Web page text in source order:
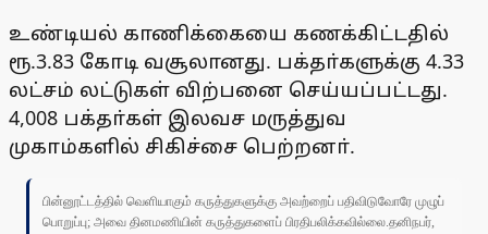
உண்டியல் காணிக்கையை கணக்கிட்டதில்
ரூ.3.83 கோடி வசூலானது. பக்தா்களுக்கு 4.33
லட்சம் லட்டுகள் விற்பனை செய்யப்பட்டது.
4,008 பக்தா்கள் இலவச மருத்துவ
முகாம்களில் சிகிச்சை பெற்றனா்.
பின்னூட்டத்தில் வெளியாகும் கருத்துகளுக்கு அவற்றைப் பதிவிடுவோரே முழுப்
பொறுப்பு; அவை தினமணியின் கருத்துகளைப் பிரதிபலிக்கவில்லை.தனிநபர்,